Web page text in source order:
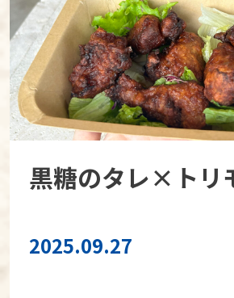
黒糖のタレ×トリ
2025.09.27